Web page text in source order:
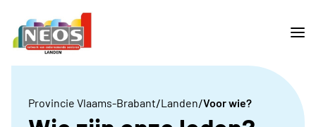
Provincie Vlaams-Brabant/Landen/Voor wie?